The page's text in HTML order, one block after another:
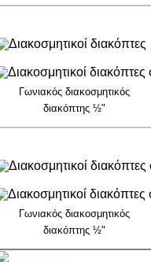
Γωνιακός διακοσμητικός
διακόπτης ½"
Γωνιακός διακοσμητικός
διακόπτης ½"